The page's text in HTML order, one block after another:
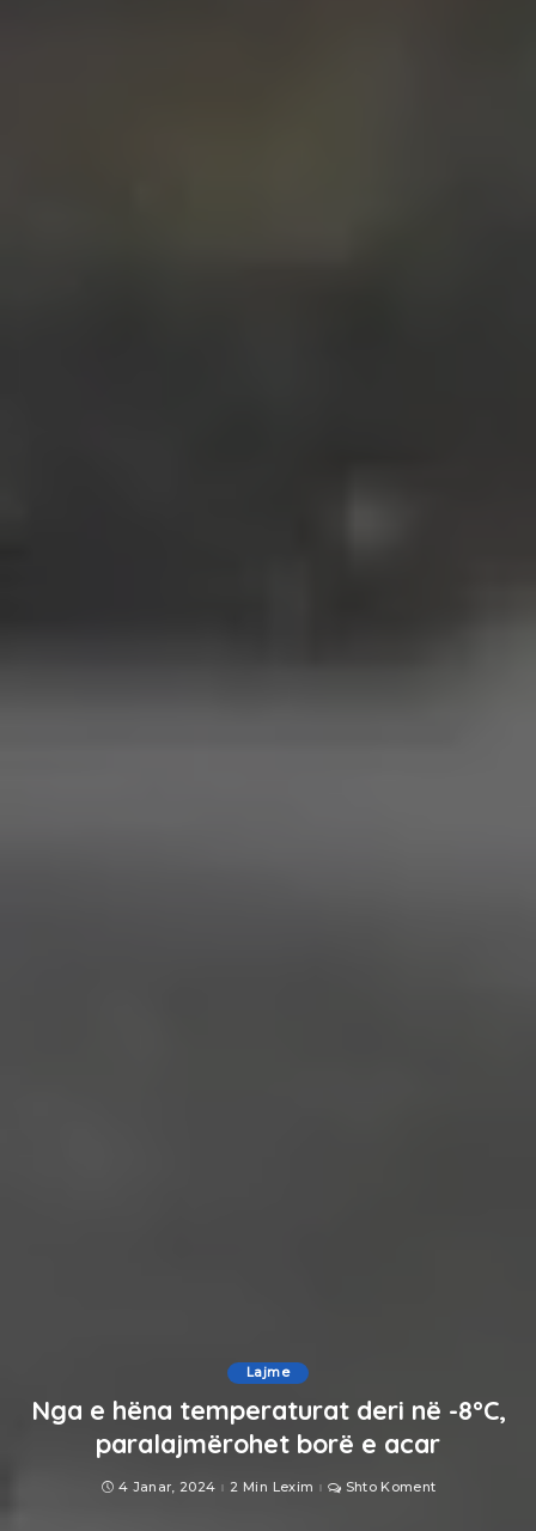
Lajme
Nga e hëna temperaturat deri në -8°C,
paralajmërohet borë e acar
4 Janar, 2024 2 Min Lexim Shto Koment